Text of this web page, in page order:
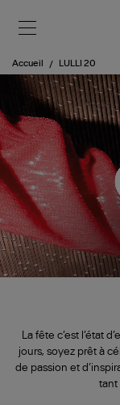
Accueil LULLI 20
La fête c’est l’état
jours, soyez prêt à
de passion et
tant